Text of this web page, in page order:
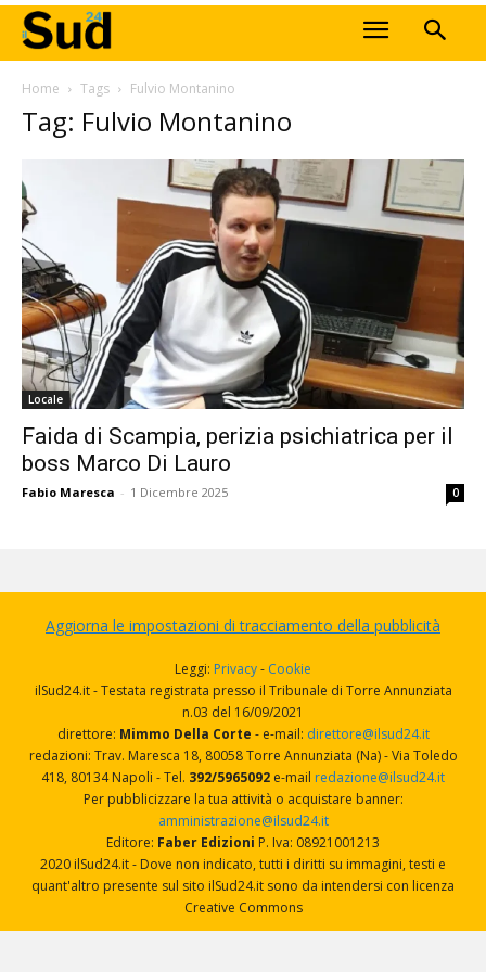
Home Tags Fulvio Montanino
Tag: Fulvio Montanino
Locale
Faida di Scampia, perizia psichiatrica per il
boss Marco Di Lauro
Fabio Maresca - 1 Dicembre 2025 0
Aggiorna le impostazioni di tracciamento della pubblicità
Leggi: Privacy- Cookie
ilSud24.it - Testata registrata presso il Tribunale di Torre Annunziata
n.03 del 16/09/2021
direttore: Mimmo Della Corte - e-mail: direttore@ilsud24.it
redazioni: Trav. Maresca 18, 80058 Torre Annunziata (Na) - Via Toledo
418, 80134 Napoli - Tel. 392/5965092 e-mail redazione@ilsud24.it
Per pubblicizzare la tua attività o acquistare banner:
amministrazione@ilsud24.it
Editore: Faber Edizioni P. Iva: 08921001213
2020 ilSud24.it - Dove non indicato, tutti i diritti su immagini, testi e
quant'altro presente sul sito ilSud24.it sono da intendersi con licenza
Creative Commons